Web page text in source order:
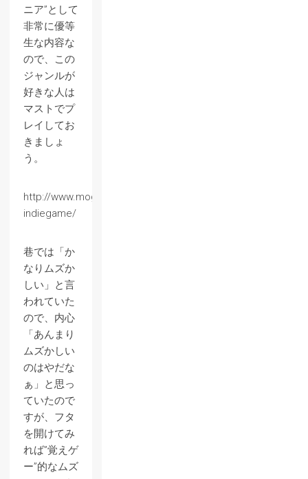
ニア”として
非常に優等
生な内容な
ので、この
ジャンルが
好きな人は
マストでプ
レイしてお
きましょ
う。
http://www.moguragames.com/entry/momodora-
indiegame/
巷では「か
なりムズか
しい」と言
われていた
ので、内心
「あんまり
ムズかしい
のはやだな
ぁ」と思っ
ていたので
すが、フタ
を開けてみ
れば”覚えゲ
ー”的なムズ